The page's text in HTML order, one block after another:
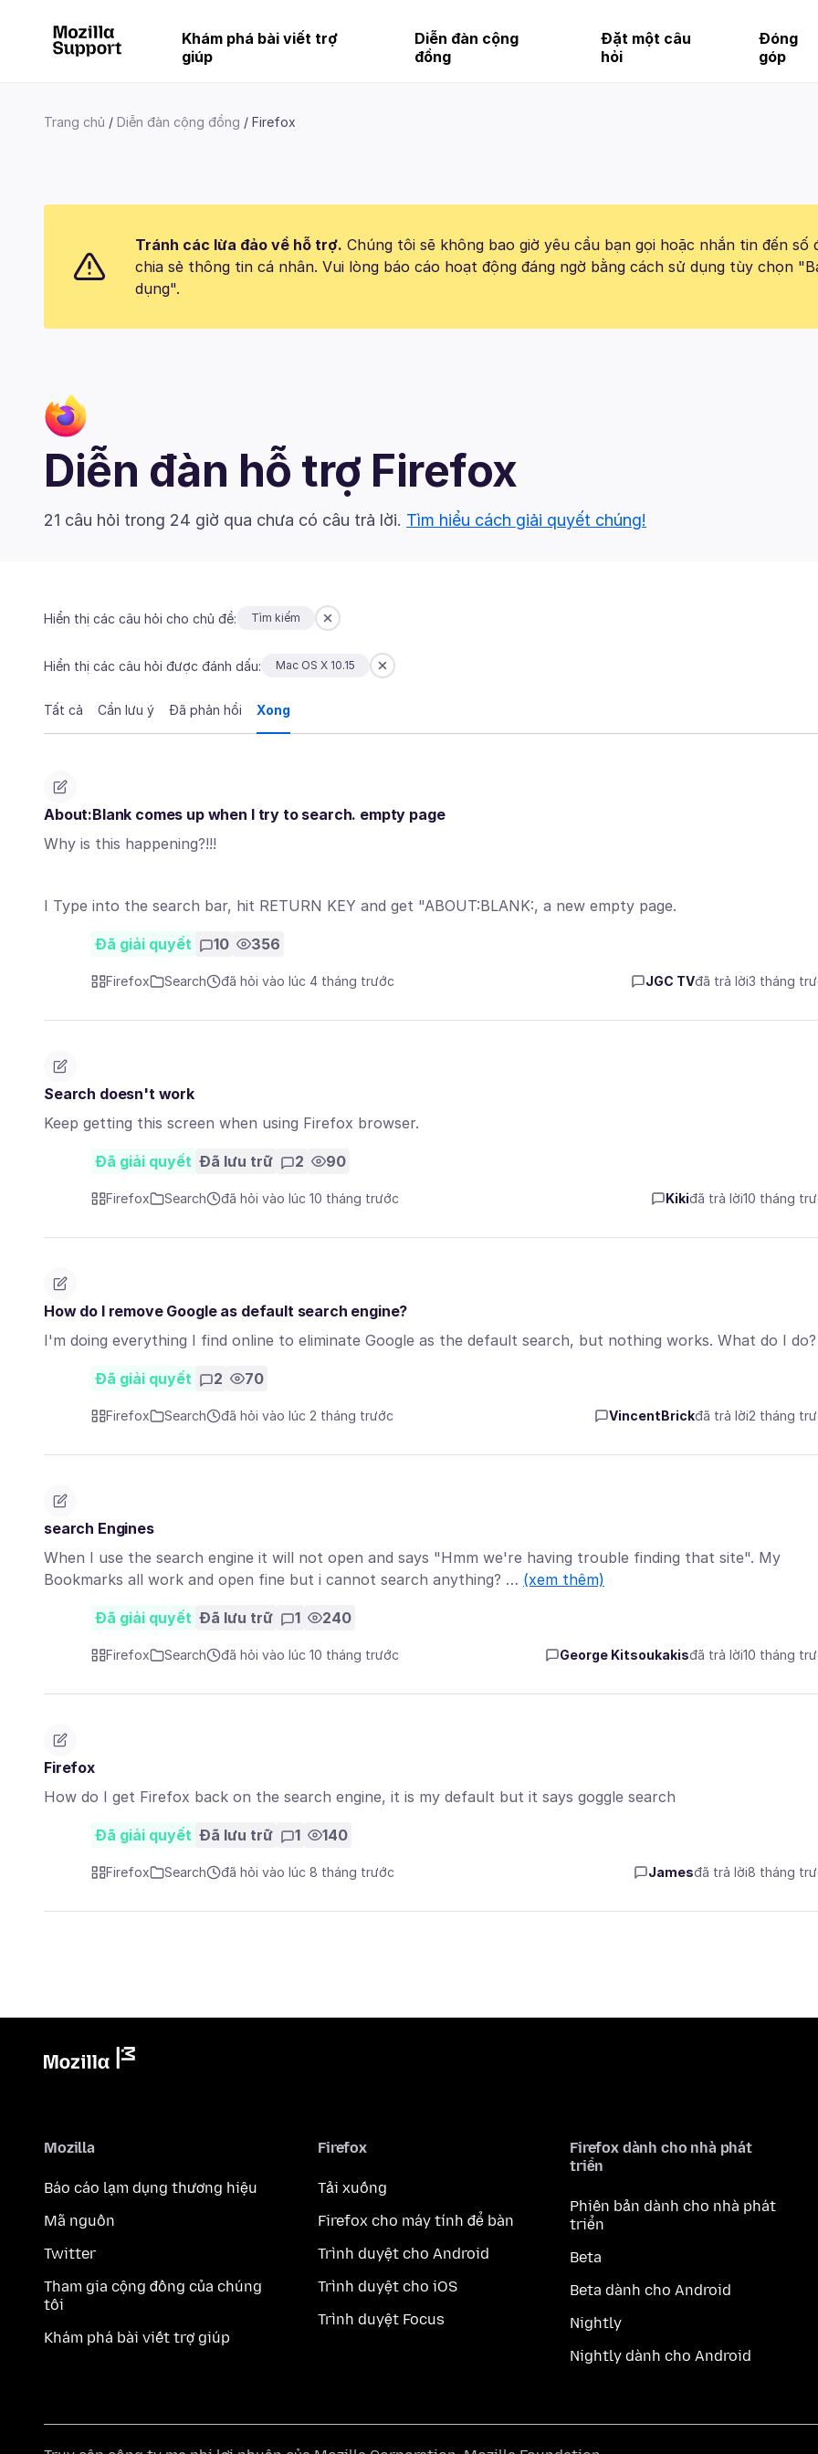
Khám phá bài viết trợ
giúp
Diễn đàn cộng
đồng
Đặt một câu
hỏi
Đóng
góp
Trang chủ Diễn đàn cộng đồng Firefox
Tránh các lừa đảo về hỗ trợ. Chúng tôi sẽ không bao giờ yêu cầu bạn gọi hoặc nhắn tin đến số
chia sẻ thông tin cá nhân. Vui lòng báo cáo hoạt động đáng ngờ bằng cách sử dụng tùy chọn
dụng".
Diễn đàn hỗ trợ Firefox
21 câu hỏi trong 24 giờ qua chưa có câu trả lời. Tìm hiểu cách giải quyết chúng!
Hiển thị các câu hỏi cho chủ đề: Tìm kiếm
Hiển thị các câu hỏi được đánh dấu: Mac OS X 10.15
Tất cả Cần lưu ý Đã phản hồi Xong
About:Blank comes up when I try to search. empty page
Why is this happening?!!!
I Type into the search bar, hit RETURN KEY and get "ABOUT:BLANK:, a new empty page.
Đã giải quyết 10 356
Firefox Search đã hỏi vào lúc 4 tháng trước JGC TVđã trả lời3 tháng
Search doesn't work
Keep getting this screen when using Firefox browser.
Đã giải quyết Đã lưu trữ 2 90
Firefox Search đã hỏi vào lúc 10 tháng trước Kikiđã trả lời10 tháng
How do I remove Google as default search engine?
I'm doing everything I find online to eliminate Google as the default search, but nothing works. What do I do?
Đã giải quyết 2 70
Firefox Search đã hỏi vào lúc 2 tháng trước VincentBrickđã trả lời2 tháng
search Engines
When I use the search engine it will not open and says "Hmm we're having trouble finding that site". My
Bookmarks all work and open fine but i cannot search anything? … (xem thêm)
Đã giải quyết Đã lưu trữ 1 240
Firefox Search đã hỏi vào lúc 10 tháng trước George Kitsoukakisđã trả lời10 tháng
Firefox
How do I get Firefox back on the search engine, it is my default but it says goggle search
Đã giải quyết Đã lưu trữ 1 140
Firefox Search đã hỏi vào lúc 8 tháng trước Jamesđã trả lời8 tháng
Mozilla
Báo cáo lạm dụng thương hiệu
Mã nguồn
Twitter
Tham gia cộng đồng của chúng
tôi
Khám phá bài viết trợ giúp
Firefox
Tải xuống
Firefox cho máy tính để bàn
Trình duyệt cho Android
Trình duyệt cho iOS
Trình duyệt Focus
Firefox dành cho nhà phát
triển
Phiên bản dành cho nhà phát
triển
Beta
Beta dành cho Android
Nightly
Nightly dành cho Android